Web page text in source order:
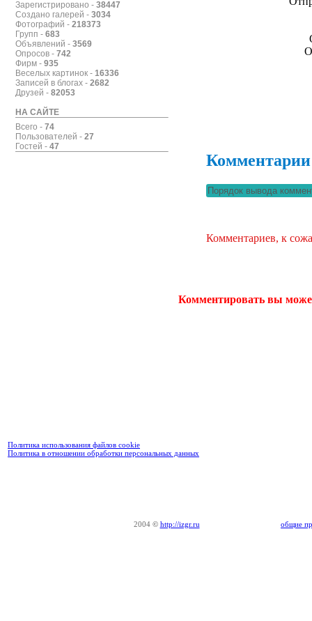
Зарегистрировано - 38447
Создано галерей - 3034
Фотографий - 218373
Групп - 683
Объявлений - 3569
Опросов - 742
Фирм - 935
Веселых картинок - 16336
Записей в блогах - 2682
Друзей - 82053
НА САЙТЕ
Всего - 74
Пользователей - 27
Гостей - 47
Комментарии
Комментариев, к
Комментировать вы
Политика использования файлов cookie
Политика в отношении обработки персональных данных
2004 © http://izgr.ru общие